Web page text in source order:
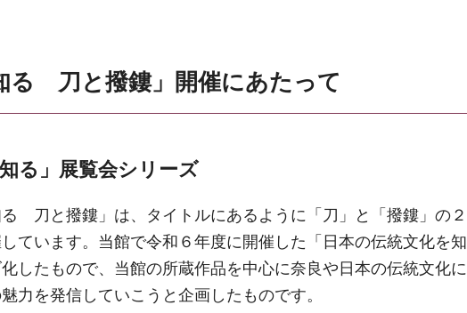
る 刀と撥鏤」開催にあたって
る」展覧会シリーズ
刀と撥鏤」は、タイトルにあるように「刀」と「撥鏤」の２
ています。当館で令和６年度に開催した「日本の伝統文化を知
たもので、当館の所蔵作品を中心に奈良や日本の伝統文化に
力を発信していこうと企画したものです。